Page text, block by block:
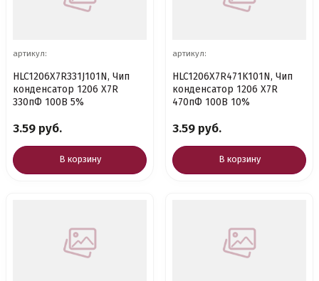
артикул:
HLC1206X7R331J101N, Чип
конденсатор 1206 X7R
330пФ 100В 5%
3.59 руб.
В корзину
артикул:
HLC1206X7R471K101N, Чип
конденсатор 1206 X7R
470пФ 100В 10%
3.59 руб.
В корзину